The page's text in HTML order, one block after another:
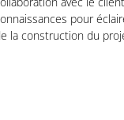
pour
la construction du